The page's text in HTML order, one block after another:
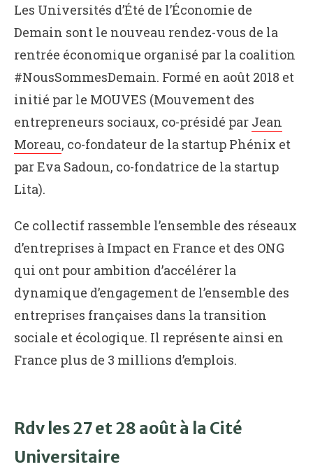
Les Universités d’Été de l’Économie de
Demain sont le nouveau rendez-vous de la
rentrée économique organisé par la coalition
#NousSommesDemain. Formé en août 2018 et
initié par le MOUVES (Mouvement des
entrepreneurs sociaux, co-présidé par Jean
Moreau, co-fondateur de la startup Phénix et
par Eva Sadoun, co-fondatrice de la startup
Lita).
Ce collectif rassemble l’ensemble des réseaux
d’entreprises à Impact en France et des ONG
qui ont pour ambition d’accélérer la
dynamique d’engagement de l’ensemble des
entreprises françaises dans la transition
sociale et écologique. Il représente ainsi en
France plus de 3 millions d’emplois.
Rdv les 27 et 28 août à la Cité
Universitaire